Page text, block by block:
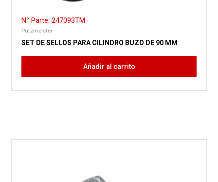
N° Parte: 247093TM
Putzmeister
SET DE SELLOS PARA CILINDRO BUZO DE 90 MM
Añadir al carrito